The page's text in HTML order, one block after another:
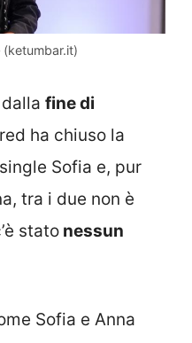
(ketumbar.it)
fine di
ha chiuso la
Sofia e, pur
tra i due non è
stato nessun
Sofia e Anna